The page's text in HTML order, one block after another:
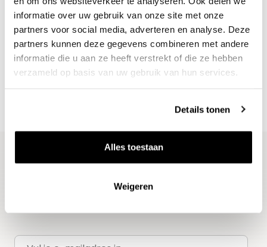
informatie over uw gebruik van onze site met onze
partners voor social media, adverteren en analyse. Deze
partners kunnen deze gegevens combineren met andere
informatie die u aan ze heeft verstrekt of die ze hebben
verzameld op basis van uw gebruik van hun services.
Details tonen
Alles toestaan
Weigeren
Ontdek meer
Blijf op de hoogte
Ontvang het laatste wijnnieuws, proeverijen en
E-mailadres